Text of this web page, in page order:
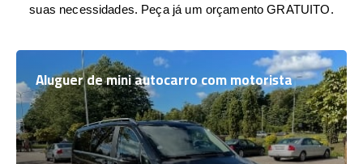
suas necessidades. Peça já um orçamento GRATUITO.
Aluguer de mini autocarro com motorista